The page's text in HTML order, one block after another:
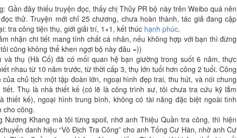
Gần đây thiếu truyện đọc, thấy chị Thủy PR bộ này trên Weibo quá nên
thử. Truyện mới chỉ 25 chương, chưa hoàn thành, tác giả đang cập
tra công tiện thụ, giới giải trí, 1×1, kết thúc hạnh phúc.
nhận chi tiết mang tính chất cá nhân, nếu không hợp với bạn thì đừng
cũng không thể khen ngợi bộ này đâu =))
và thụ (Hà Cố) đã có mối quan hệ bạn giường trong suốt 6 năm, thực
nhau từ 10 năm trước, từ thời cấp 3, thụ lớn tuổi hơn công 2 tuổi. Công
chủ tịch một tập đoàn lớn, ngoại hình đẹp trai, thu hút, và nói chung
tiết. Thụ là nhà thiết kế (có lẽ là công trình sư, tôi chưa tra cứu kỹ lắm
thiết kế), ngoại hình trung bình, không có tài năng đặc biệt ngoài tình
cho công.
Nương Khang mà tôi từng spoil, nhớ anh Thiệu Quần tra công, thì hiện
danh hiệu “Vô Địch Tra Công” cho anh Tống Cư Hàn, nhờ anh Cư